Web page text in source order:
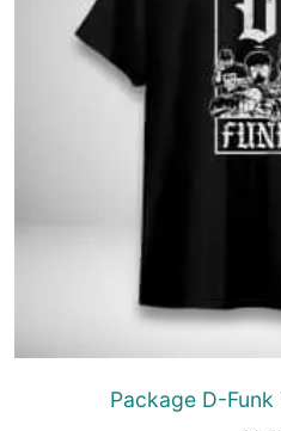
Package D-